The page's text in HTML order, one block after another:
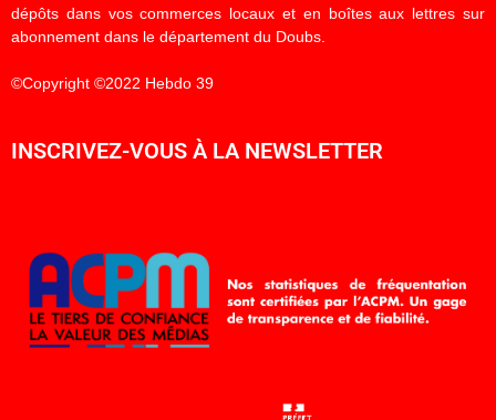
dépôts dans vos commerces locaux et en boîtes aux lettres sur
abonnement dans le département du Doubs.
©Copyright ©2022 Hebdo 39
INSCRIVEZ-VOUS À LA NEWSLETTER